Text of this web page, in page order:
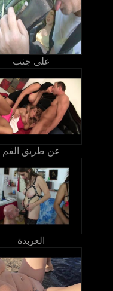
على جنب
عن طريق الفم
العربدة